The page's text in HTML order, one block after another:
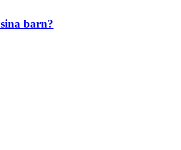
barn?